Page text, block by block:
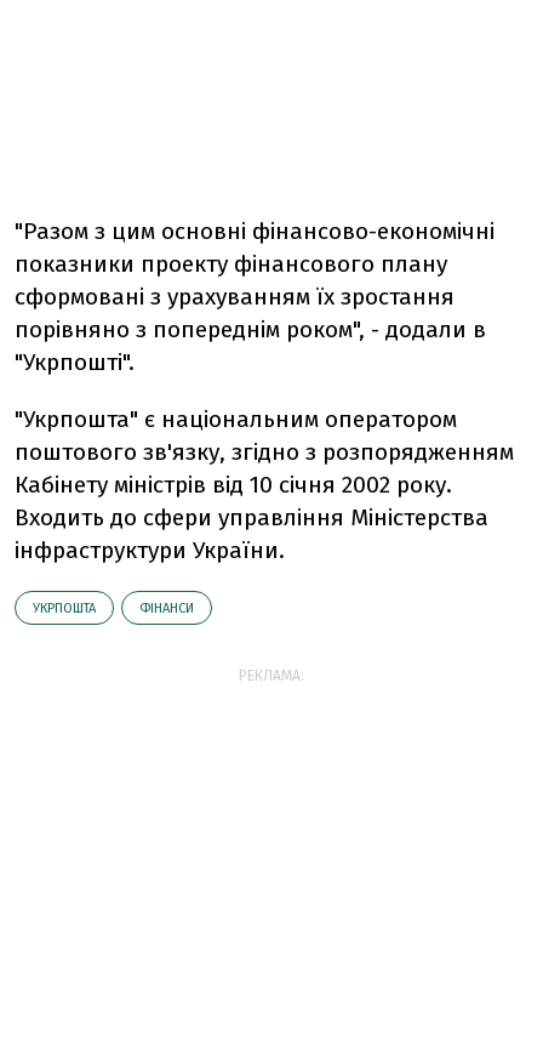
"Разом з цим основні фінансово-економічні
показники проекту фінансового плану
сформовані з урахуванням їх зростання
порівняно з попереднім роком", - додали в
"Укрпошті".
"Укрпошта" є національним оператором
поштового зв'язку, згідно з розпорядженням
Кабінету міністрів від 10 січня 2002 року.
Входить до сфери управління Міністерства
інфраструктури України.
УКРПОШТА ФІНАНСИ
РЕКЛАМА: